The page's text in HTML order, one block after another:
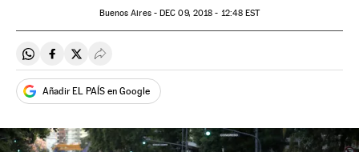
Buenos Aires -DEC 09, 2018 - 12:48 EST
Compartir en Whatsapp
Compartir en Facebook
Compartir en Twitter
Desplegar Redes Sociales
Añadir EL PAÍS en Google